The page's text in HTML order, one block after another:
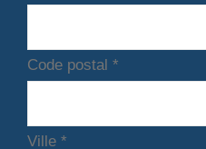
Code postal *
Ville *